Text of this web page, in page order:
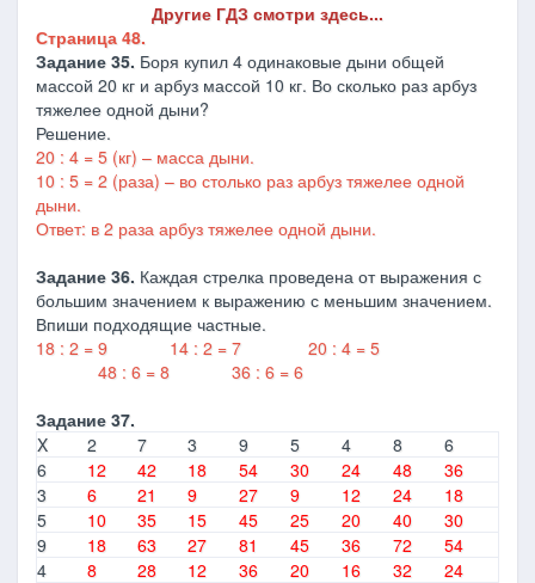
Другие ГДЗ смотри здесь...
Страница 48.
Задание 35. Боря купил 4 одинаковые дыни общей
массой 20 кг и арбуз массой 10 кг. Во сколько раз арбуз
тяжелее одной дыни?
Решение.
20 : 4 = 5 (кг) – масса дыни.
10 : 5 = 2 (раза) – во столько раз арбуз тяжелее одной
дыни.
Ответ: в 2 раза арбуз тяжелее одной дыни.
Задание 36. Каждая стрелка проведена от выражения с
большим значением к выражению с меньшим значением.
Впиши подходящие частные.
18 : 2 = 9 14 : 2 = 7 20 : 4 = 5
48 : 6 = 8 36 : 6 = 6
Задание 37.
X
2 7 3 9 5 4 8
6
6
12 42 18 54 30 24 48
36
3
6 21 9 27 9 12 24
18
5
10 35 15 45 25 20 40
30
9
18 63 27 81 45 36 72
54
4
8 28 12 36 20 16 32 24